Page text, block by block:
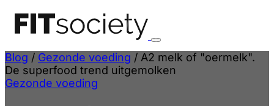
Blog / Gezonde voeding / A2 melk of "oermelk".
De superfood trend uitgemolken
Gezonde voeding